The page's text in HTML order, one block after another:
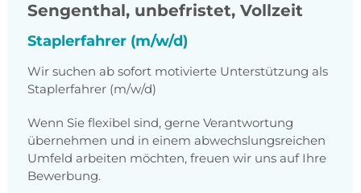
Sengenthal, unbefristet, Vollzeit
Staplerfahrer (m/w/d)
Wir suchen ab sofort motivierte Unterstützung als
Staplerfahrer (m/w/d)
Wenn Sie flexibel sind, gerne Verantwortung
übernehmen und in einem abwechslungsreichen
Umfeld arbeiten möchten, freuen wir uns auf Ihre
Bewerbung.